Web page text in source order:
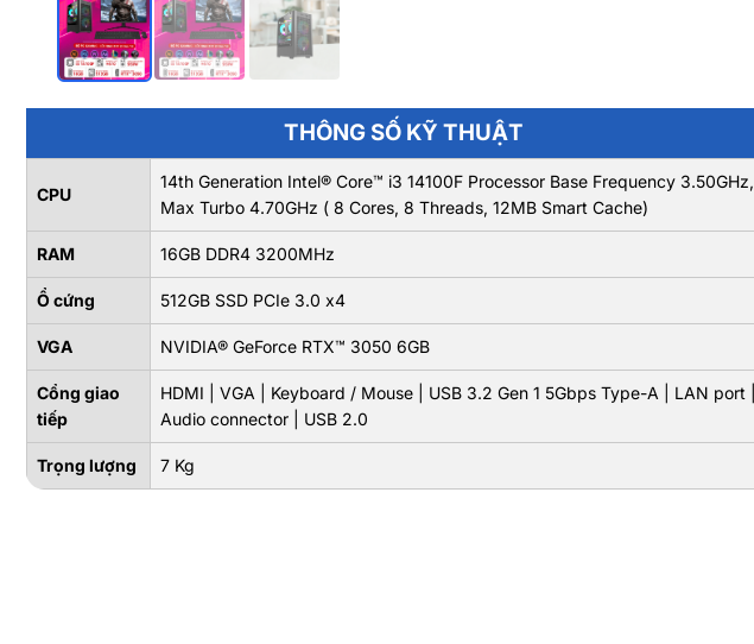
THÔNG SỐ KỸ THUẬT
CPU
14th Generation Intel® Core™ i3 14100F Processor Base Frequency 3.50GHz,
Max Turbo 4.70GHz ( 8 Cores, 8 Threads, 12MB Smart Cache)
RAM 16GB DDR4 3200MHz
Ổ cứng 512GB SSD PCIe 3.0 x4
VGA NVIDIA® GeForce RTX™ 3050 6GB
Cổng giao
tiếp
HDMI | VGA | Keyboard / Mouse | USB 3.2 Gen 1 5Gbps Type-A | LAN port |
Audio connector | USB 2.0
Trọng lượng 7 Kg